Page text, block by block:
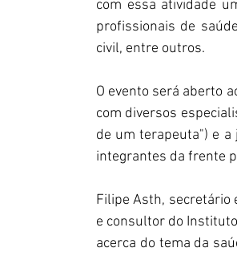
com essa atividade
profissionais de
civil, entre outros.
O evento será aberto
com diversos
de um terapeuta") e
integrantes da frente
Filipe Asth, secretário
e consultor do
acerca do tema da